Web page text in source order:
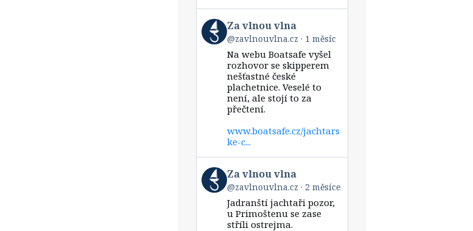
View
post
by
Bluesky
Za vlnou vlna
@zavlnouvlna.cz 1 měsíc
Na webu Boatsafe vyšel
rozhovor se skipperem
nešťastné české
plachetnice. Veselé to
není, ale stojí to za
přečtení.
www.boatsafe.cz/jachtars
ke-c...
View
post
by
Za vlnou vlna
@zavlnouvlna.cz 2 měsíce
Jadranští jachtaři pozor,
u Primoštenu se zase
stříli ostrejma.